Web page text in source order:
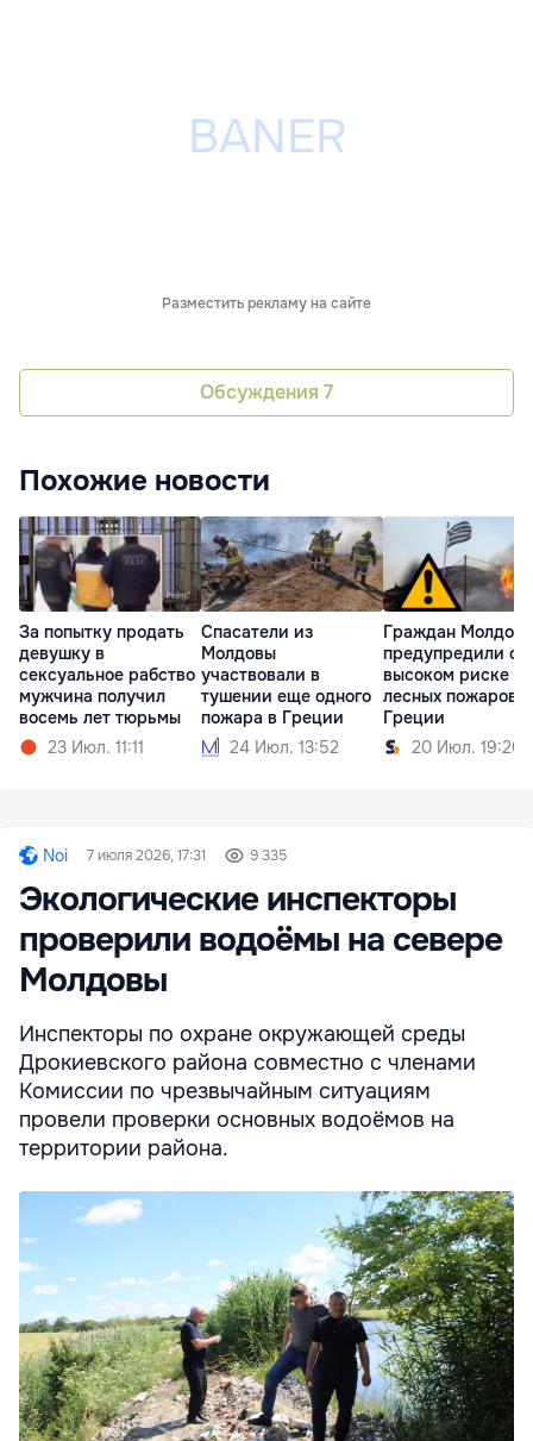
Разместить рекламу на сайте
Обсуждения 7
Похожие новости
За попытку продать
девушку в
сексуальное рабство
мужчина получил
восемь лет тюрьмы
23 Июл. 11:11
Спасатели из
Молдовы
участвовали в
тушении еще одного
пожара в Греции
24 Июл. 13:52
Граждан
предупредили о
высоком риске
лесных пожаров в
Греции
20 Июл. 19:20
Noi 7 июля 2026, 17:31 9 335
Экологические инспекторы
проверили водоёмы на севере
Молдовы
Инспекторы по охране окружающей среды
Дрокиевского района совместно с членами
Комиссии по чрезвычайным ситуациям
провели проверки основных водоёмов на
территории района.